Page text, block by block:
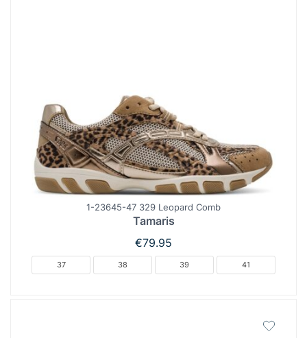
1-23645-47 329 Leopard Comb
Tamaris
€79.95
37 38 39 41